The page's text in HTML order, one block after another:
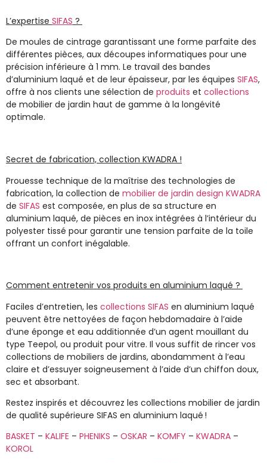
L’expertise SIFAS ?
De moules de cintrage garantissant une forme parfaite des
différentes pièces, aux découpes informatiques pour une
précision inférieure à 1 mm. Le travail des bandes
d’aluminium laqué et de leur épaisseur, par les équipes SIFAS,
offre à nos clients une sélection de produits et collections
de mobilier de jardin haut de gamme à la longévité
optimale.
Secret de fabrication, collection KWADRA !
Prouesse technique de la maîtrise des technologies de
fabrication, la collection de mobilier de jardin design KWADRA
de SIFAS est composée, en plus de sa structure en
aluminium laqué, de pièces en inox intégrées à l’intérieur du
polyester tissé pour garantir une tension parfaite de la toile
offrant un confort inégalable.
Comment entretenir vos produits en aluminium laqué ?
Faciles d’entretien, les collections SIFAS en aluminium laqué
peuvent être nettoyées de façon hebdomadaire à l’aide
d’une éponge et eau additionnée d’un agent mouillant du
type Teepol, ou produit pour vitre. Il vous suffit de rincer vos
collections de mobiliers de jardins, abondamment à l’eau
claire et d’essuyer soigneusement à l’aide d’un chiffon doux,
sec et absorbant.
Restez inspirés et découvrez les collections mobilier de jardin
de qualité supérieure SIFAS en aluminium laqué !
BASKET – KALIFE – PHENIKS – OSKAR – KOMFY – KWADRA –
KOROL